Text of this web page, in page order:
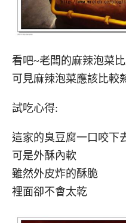
看吧~老闆的麻辣泡菜
可見麻辣泡菜應該比較
試吃心得:
這家的臭豆腐一口咬下
可是外酥內軟
雖然外皮炸的酥脆
裡面卻不會太乾